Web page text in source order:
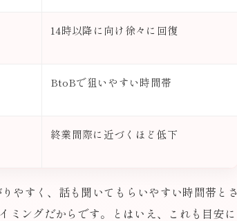
14時以降に向け徐々に回復
BtoBで狙いやすい時間帯
終業間際に近づくほど低下
やすく、話も聞いてもらいやすい時間帯とさ
ミングだからです。とはいえ、これも目安に